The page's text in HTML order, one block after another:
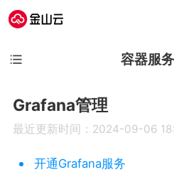
容器服
Grafana管理
最近更新时间：2024-09-06
开通Grafana服务